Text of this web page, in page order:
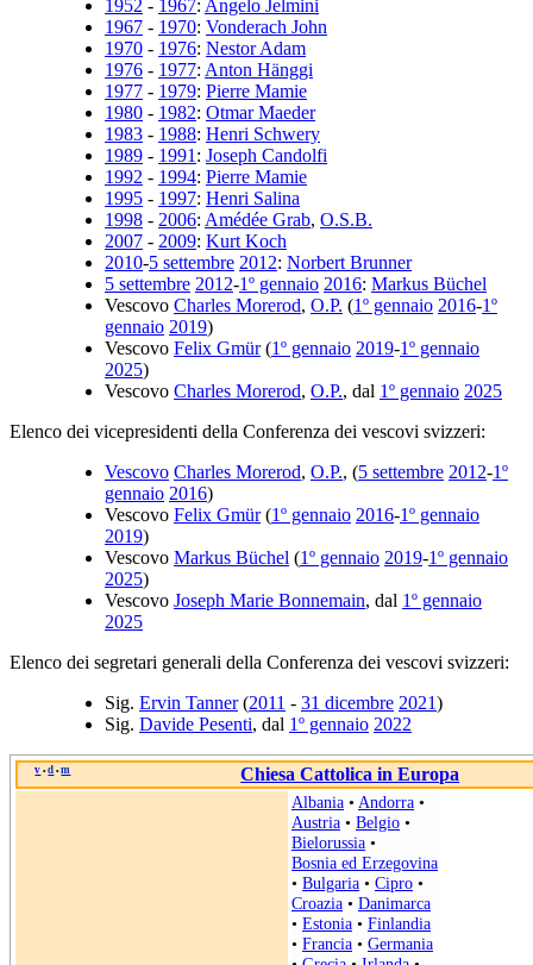
1952 - 1967: Angelo Jelmini
1967 - 1970: Vonderach John
1970 - 1976: Nestor Adam
1976 - 1977: Anton Hänggi
1977 - 1979: Pierre Mamie
1980 - 1982: Otmar Maeder
1983 - 1988: Henri Schwery
1989 - 1991 : Joseph Candolfi
1992 - 1994: Pierre Mamie
1995 - 1997: Henri Salina
1998 - 2006: Amédée Grab, O.S.B.
2007 - 2009: Kurt Koch
2010-5 settembre 2012: Norbert Brunner
5 settembre 2012-1º gennaio 2016: Markus Büchel
Vescovo Charles Morerod, O.P. (1º gennaio 2016-1º
gennaio 2019)
Vescovo Felix Gmür(1º gennaio 2019-1º gennaio
2025)
Vescovo Charles Morerod, O.P., dal 1º gennaio 2025
Elenco dei vicepresidenti della Conferenza dei vescovi svizzeri:
Vescovo Charles Morerod, O.P., (5 settembre 2012-1º
gennaio 2016)
Vescovo Felix Gmür(1º gennaio 2016-1º gennaio
2019)
Vescovo Markus Büchel (1º gennaio 2019-1º gennaio
2025)
Vescovo Joseph Marie Bonnemain, dal 1º gennaio
2025
Elenco dei segretari generali della Conferenza dei vescovi svizzeri:
Sig. Ervin Tanner(2011 - 31 dicembre 2021)
Sig. Davide Pesenti, dal 1º gennaio 2022
v • d • m Chiesa Cattolica in Europa
Albania • Andorra •
Austria • Belgio •
Bielorussia •
Bosnia ed Erzegovina
• Bulgaria • Cipro •
Croazia • Danimarca
• Estonia • Finlandia
• Francia • Germania